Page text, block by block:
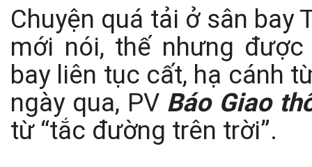
Chuyện quá tải ở sân bay
mới nói, thế nhưng
bay liên tục cất, hạ cánh
ngày qua, PV Báo Giao
từ “tắc đường trên trời”.